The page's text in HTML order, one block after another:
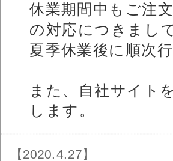
休業期間中もご注
の対応につきまし
夏季休業後に順次
また、自社サイト
します。
【2020.4.27】